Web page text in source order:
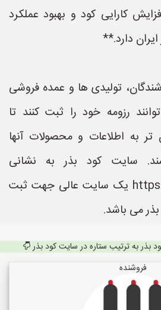
کارایی کود و بهبود عملکرد
دارد.**
تولیدی ها و عمده فروشی
رزومه خود را ثبت کنند تا
تر به اطلاعات و محصولات آنها
سایت کود بذر به نشانی
https://www.KodBazr.ir یک سایت عالی جهت ثبت
می باشد.
بذر به ترتیب ستاره در سایت کود بذر
فروشنده